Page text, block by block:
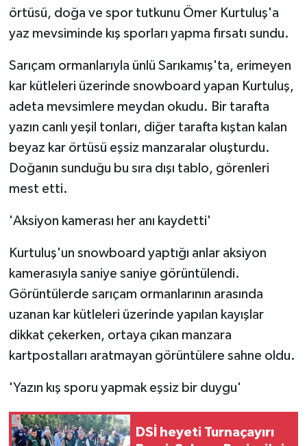
örtüsü, doğa ve spor tutkunu Ömer Kurtuluş'a
yaz mevsiminde kış sporları yapma fırsatı sundu.
Sarıçam ormanlarıyla ünlü Sarıkamış'ta, erimeyen
kar kütleleri üzerinde snowboard yapan Kurtuluş,
adeta mevsimlere meydan okudu. Bir tarafta
yazın canlı yeşil tonları, diğer tarafta kıştan kalan
beyaz kar örtüsü eşsiz manzaralar oluşturdu.
Doğanın sunduğu bu sıra dışı tablo, görenleri
mest etti.
'Aksiyon kamerası her anı kaydetti'
Kurtuluş'un snowboard yaptığı anlar aksiyon
kamerasıyla saniye saniye görüntülendi.
Görüntülerde sarıçam ormanlarının arasında
uzanan kar kütleleri üzerinde yapılan kayışlar
dikkat çekerken, ortaya çıkan manzara
kartpostalları aratmayan görüntülere sahne oldu.
'Yazın kış sporu yapmak eşsiz bir duygu'
DSİ heyeti Turnaçayırı